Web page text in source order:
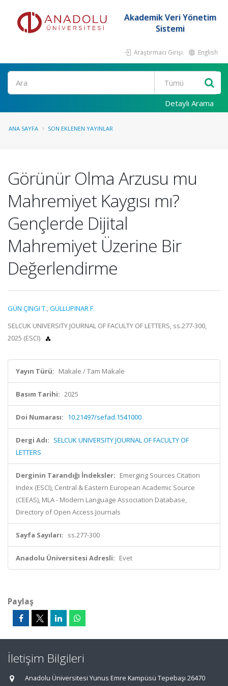
Akademik Veri Yönetim
Sistemi
Araştırmacı Girişi English
Ara
Detaylı Arama
ANA SAYFA SON EKLENEN YAYINLAR
Görünür Olma Arzusu mu
Mahremiyet Kaygısı mı?
Gençlerde Dijital
Mahremiyet Üzerine Bir
Değerlendirme
GÜN ÇINGI T.,GÜLLÜPINAR F.
SELCUK UNIVERSITY JOURNAL OF FACULTY OF LETTERS, ss.277-300,
2025 (ESCI)
Yayın Türü: Makale / Tam Makale
Basım Tarihi: 2025
Doi Numarası: 10.21497/sefad.1541000
Dergi Adı: SELCUK UNIVERSITY JOURNAL OF FACULTY OF
LETTERS
Derginin Tarandığı İndeksler: Emerging Sources Citation
Index (ESCI), Central & Eastern European Academic Source
(CEEAS), MLA - Modern Language Association Database,
Directory of Open Access Journals
Sayfa Sayıları: ss.277-300
Anadolu Üniversitesi Adresli: Evet
Paylaş
İletişim Bilgileri
Anadolu Üniversitesi Yunus Emre Kampüsü Tepebaşı 26470